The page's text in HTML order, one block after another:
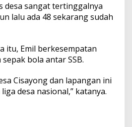
desa sangat tertinggalnya
lalu ada 48 sekarang sudah
itu, Emil berkesempatan
bola antar SSB.
Cisayong dan lapangan ini
desa nasional,” katanya.